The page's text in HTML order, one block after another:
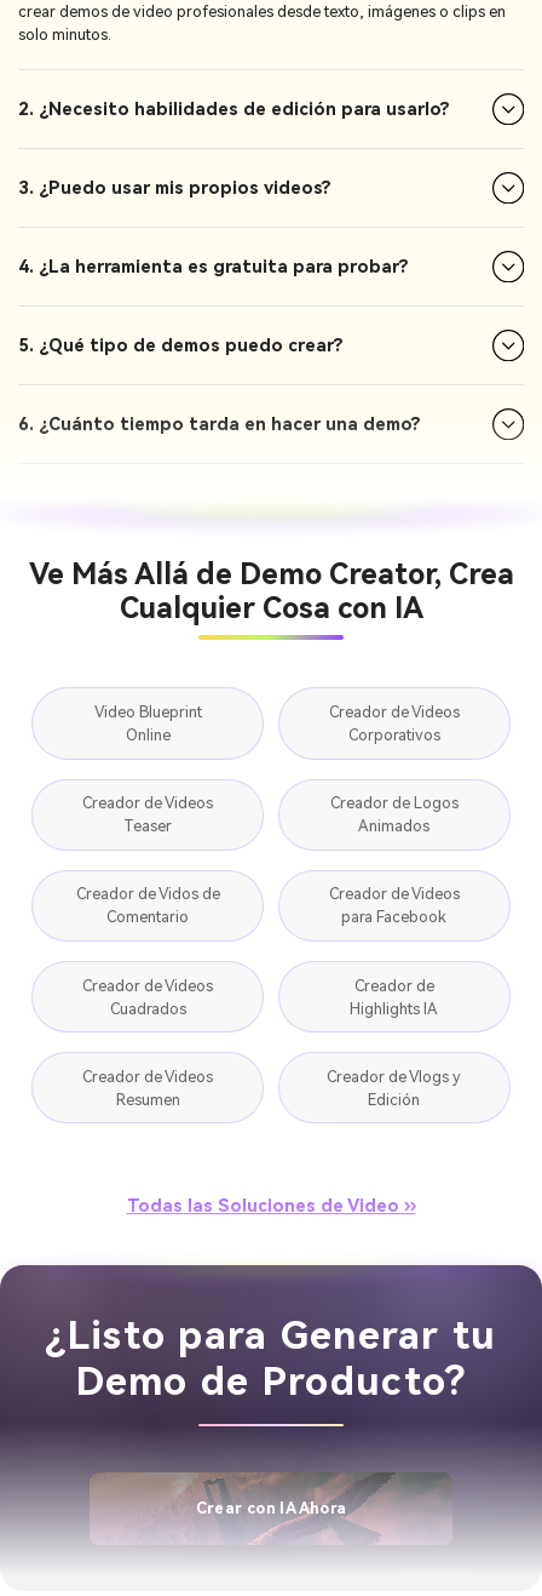
crear demos de video profesionales desde texto, imágenes o clips en
solo minutos.
2. ¿Necesito habilidades de edición para usarlo?
3. ¿Puedo usar mis propios videos?
4. ¿La herramienta es gratuita para probar?
5. ¿Qué tipo de demos puedo crear?
6. ¿Cuánto tiempo tarda en hacer una demo?
Ve Más Allá de Demo Creator, Crea
Cualquier Cosa con IA
Video Blueprint
Online
Creador de Videos
Corporativos
Creador de Videos
Teaser
Creador de Logos
Animados
Creador de Vidos de
Comentario
Creador de Videos
para Facebook
Creador de Videos
Cuadrados
Creador de
Highlights IA
Creador de Videos
Resumen
Creador de Vlogs y
Edición
Todas las Soluciones de Video ››
¿Listo para Generar tu
Demo de Producto?
Crear con IA Ahora